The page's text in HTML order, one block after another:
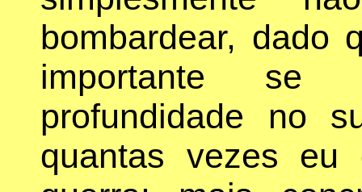
bombardear, dado
importante se
profundidade no
quantas vezes